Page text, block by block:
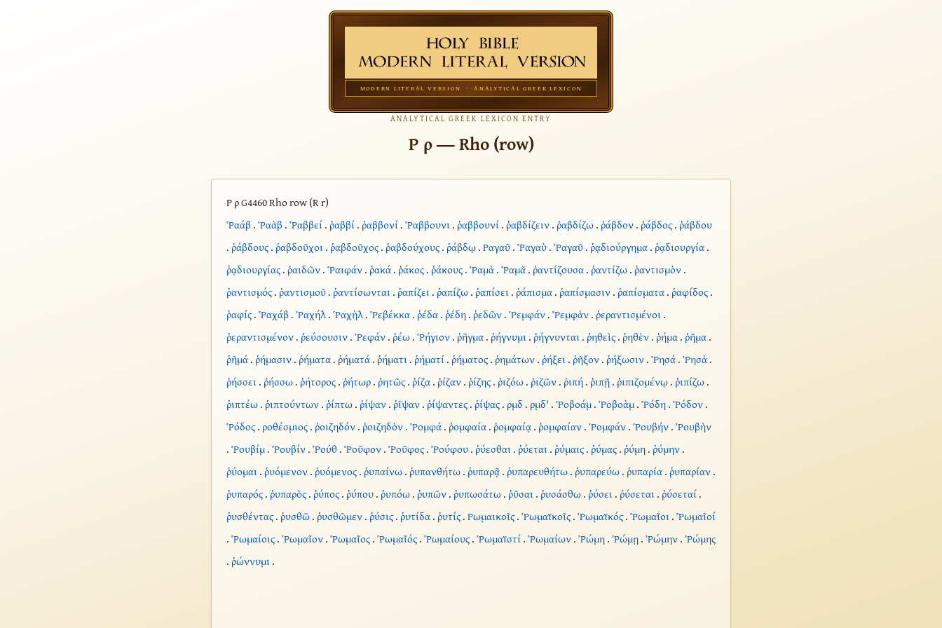
MODERN LITERAL VERSION · ANALYTICAL GREEK LEXICON
ANALYTICAL GREEK LEXICON ENTRY
Ρ ρ — Rho (row)
Ρ ρ G4460 Rho row (R r)
Ῥαάβ.Ῥαὰβ.Ῥαββεί. ῥαββί. ῥαββονί.Ῥαββουνι. ῥαββουνί. ῥαβδίζειν. ῥαβδίζω. ῥάβδον. ῥάβδος. ῥάβδου
. ῥάβδους. ῥαβδοῦχοι. ῥαβδοῦχος. ῥαβδούχους. ῥάβδῳ.Ραγαῦ.Ῥαγαὺ.Ῥαγαῦ. ῥᾳδιούργημα. ῥᾳδιουργία.
ῥᾳδιουργίας. ῥαιδῶν.Ῥαιφάν. ῥακά. ῥάκος. ῥάκους.Ῥαμὰ.Ῥαμᾶ. ῥαντίζουσα. ῥαντίζω. ῥαντισμὸν.
ῥαντισμός. ῥαντισμοῦ. ῥαντίσωνται. ῥαπίζει. ῥαπίζω. ῥαπίσει. ῥάπισμα. ῥαπίσμασιν. ῥαπίσματα. ῥαφίδος.
ῥαφίς.Ῥαχάβ.Ῥαχήλ.Ῥαχὴλ.Ῥεβέκκα. ῥέδα. ῥέδη. ῥεδῶν.Ῥεμφάν.Ῥεμφὰν. ῥεραντισμένοι.
ῥεραντισμένον. ῥεύσουσιν.Ῥεφάν. ῥέω.Ῥήγιον. ῥῆγμα. ῥήγνυμι. ῥήγνυνται. ῥηθεὶς. ῥηθὲν. ῥήμα. ῥῆμα.
ῥῆμά. ῥήμασιν. ῥήματα. ῥήματά. ῥήματι. ῥήματί. ῥήματος. ῥημάτων. ῥήξει. ῥῆξον. ῥήξωσιν.Ῥησά.Ῥησὰ.
ῥήσσει. ῤήσσω. ῥήτορος. ῥήτωρ. ῥητῶς. ῥίζα. ῥίζαν. ῥίζης. ῥιζόω. ῥιζῶν. ῥιπή. ῥιπῇ. ῥιπιζομένῳ. ῥιπίζω.
ῥιπτέω. ῥιπτούντων. ῥίπτω. ῥίψαν. ῥῖψαν. ῥίψαντες. ῥίψας. ρμδ . ρμδ' .Ῥοβοάμ.Ῥοβοὰμ.Ῥόδη.Ῥόδον.
Ῥόδος. ροθέσμιος. ῥοιζηδόν. ῥοιζηδὸν.Ῥομφά. ῥομφαία. ῥομφαίᾳ. ῥομφαίαν.Ῥομφάν.Ῥουβήν.Ῥουβὴν
.Ῥουβίμ.Ῥουβίν.Ῥούθ.Ῥοῦφον.Ῥοῦφος.Ῥούφου. ῥύεσθαι. ῥύεται. ῥύμαις. ῥύμας. ῥύμη. ῥύμην.
ῥύομαι. ῥυόμενον. ῥυόμενος. ῥυπαίνω. ῥυπανθήτω. ῥυπαρᾷ. ῥυπαρευθήτω. ῥυπαρεύω. ῥυπαρία. ῥυπαρίαν.
ῥυπαρός. ῥυπαρὸς. ῥύπος. ῥύπου. ῥυπόω. ῥυπῶν. ῥυπωσάτω. ῥῦσαι. ῥυσάσθω. ῥύσει. ῥύσεται. ῥύσεταί.
ῥυσθέντας. ῥυσθῶ. ῥυσθῶμεν. ῥύσις. ῥυτίδα. ῥυτίς.Ρωμαικοῖς.Ῥωμαϊκοῖς.Ῥωμαϊκός.Ῥωμαῖοι.Ῥωμαῖοί
.Ῥωμαίοις.Ῥωμαῖον.Ῥωμαῖος.Ῥωμαῖός.Ῥωμαίους.Ῥωμαϊστί.Ῥωμαίων.Ῥώμη.Ῥώμῃ.Ῥώμην.Ῥώμης
. ῥώννυμι.